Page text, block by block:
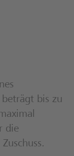
beträgt bis zu
die